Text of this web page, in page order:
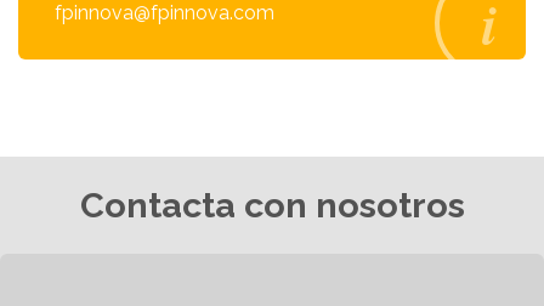
fpinnova@fpinnova.com
Contacta con nosotros